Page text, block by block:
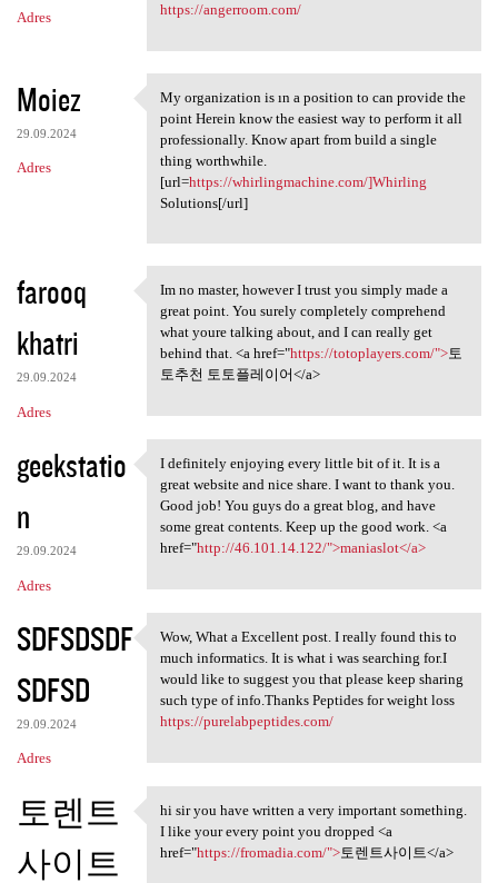
Adres
https://angerroom.com/
Moiez
29.09.2024
Adres
My organization is ın a
My organization is ın a position to can provide the
point Herein know the easiest way to perform it all
professionally. Know apart from build a single
thing worthwhile.
[url=https://whirlingmachine.com/]Whirling
Solutions[/url]
farooq
khatri
29.09.2024
Adres
Im no master, however I trust
Im no master, however I trust you simply made a
great point. You surely completely comprehend
what youre talking about, and I can really get
behind that. <a href="https://totoplayers.com/">토
토추천 토토플레이어</a>
geekstatio
n
29.09.2024
Adres
I definitely enjoying every
I definitely enjoying every little bit of it. It is a
great website and nice share. I want to thank you.
Good job! You guys do a great blog, and have
some great contents. Keep up the good work. <a
href="http://46.101.14.122/">maniaslot</a>
SDFSDSDF
SDFSD
29.09.2024
Adres
Wow, What a Excellent post. I
Wow, What a Excellent post. I really found this to
much informatics. It is what i was searching for.I
would like to suggest you that please keep sharing
such type of info.Thanks Peptides for weight loss
https://purelabpeptides.com/
토렌트
사이트
hi sir you have written a
hi sir you have written a very important something.
I like your every point you dropped <a
href="https://fromadia.com/">토렌트사이트</a>